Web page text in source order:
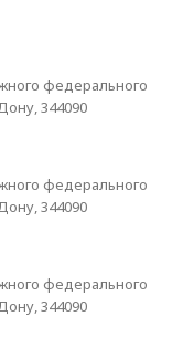
федерального
344090
федерального
344090
федерального
344090